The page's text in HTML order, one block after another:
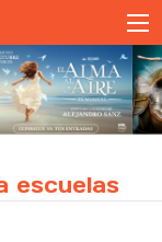
escuelas